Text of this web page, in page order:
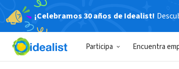
¡Celebramos 30 años de Idealist!
Participa Encuentra